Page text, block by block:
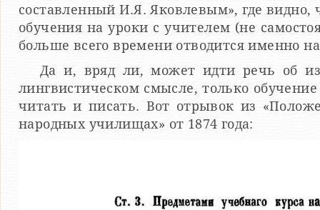
составленный И.Я. Яковлевым», где видно,
обучения на уроки с учителем (не
больше всего времени отводится именно
Да и, вряд ли, может идти речь об
лингвистическом смысле, только
читать и писать. Вот отрывок из
народных училищах» от 1874 года: